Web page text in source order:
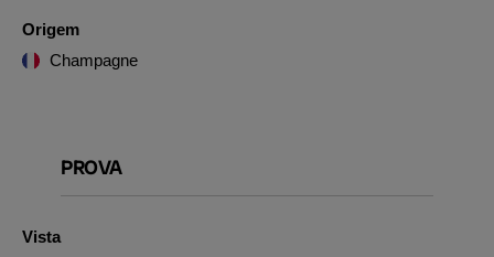
Origem
Champagne
PROVA
Vista